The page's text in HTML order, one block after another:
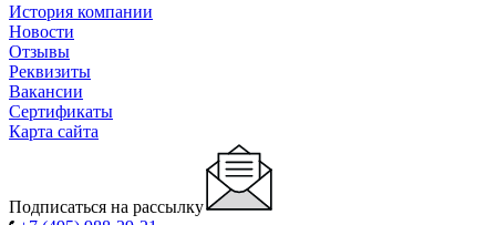
История компании
Новости
Отзывы
Реквизиты
Вакансии
Сертификаты
Карта сайта
Подписаться на рассылку